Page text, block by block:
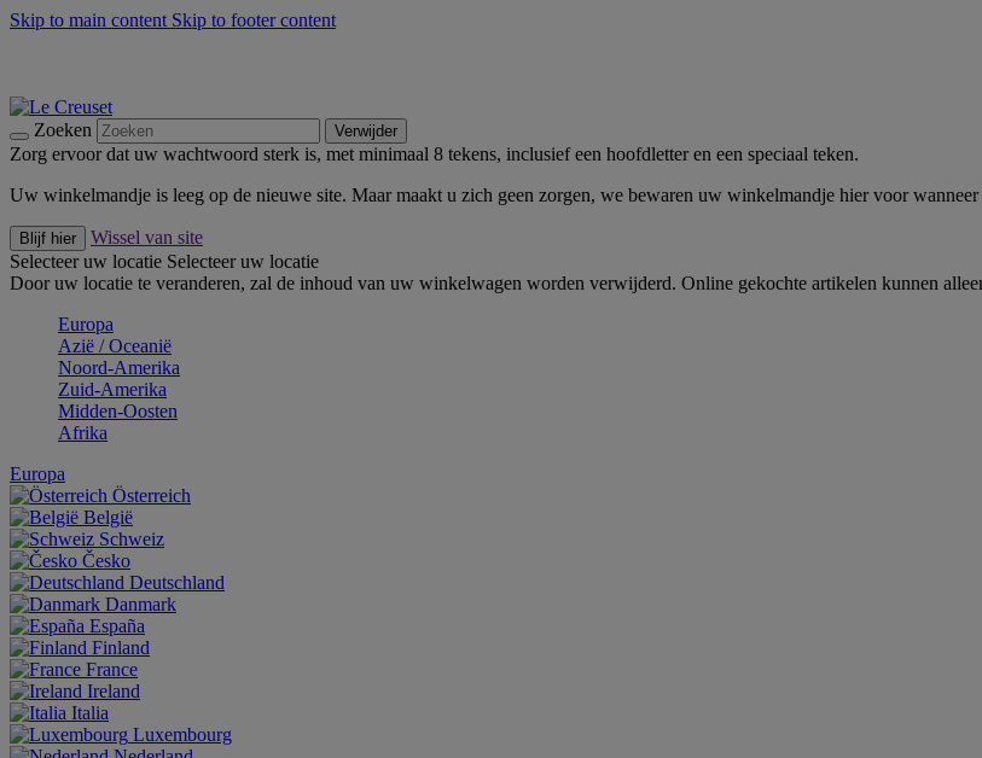
Skip to main content Skip to footer content
Zoeken Verwijder
Zorg ervoor dat uw wachtwoord sterk is, met minimaal 8 tekens, inclusief een hoofdletter en een speciaal teken.
Uw winkelmandje is leeg op de nieuwe site. Maar maakt u zich geen zorgen, we bewaren uw winkelmandje hier voor
Blijf hier
Wissel van site
Selecteer uw locatie Selecteer uw locatie
Door uw locatie te veranderen, zal de inhoud van uw winkelwagen worden verwijderd. Online gekochte artikelen kunnen
Europa
Aziё / Oceaniё
Noord-Amerika
Zuid-Amerika
Midden-Oosten
Afrika
Europa
Österreich
België
Schweiz
Česko
Deutschland
Danmark
España
Finland
France
Ireland
Italia
Luxembourg